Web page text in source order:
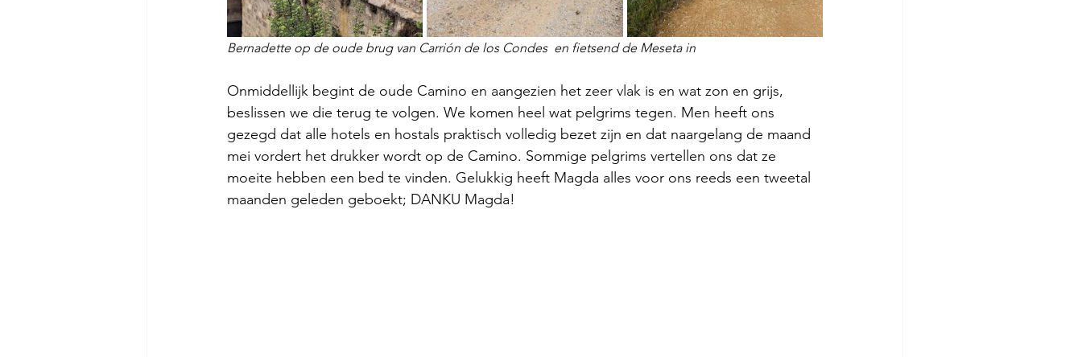
Bernadette op de oude brug van Carrión de los Condes  en fietsend de Meseta in
Onmiddellijk begint de oude Camino en aangezien het zeer vlak is en wat zon en grijs,
beslissen we die terug te volgen. We komen heel wat pelgrims tegen. Men heeft ons
gezegd dat alle hotels en hostals praktisch volledig bezet zijn en dat naargelang de maand
mei vordert het drukker wordt op de Camino. Sommige pelgrims vertellen ons dat ze
moeite hebben een bed te vinden. Gelukkig heeft Magda alles voor ons reeds een tweetal
maanden geleden geboekt; DANKU Magda!